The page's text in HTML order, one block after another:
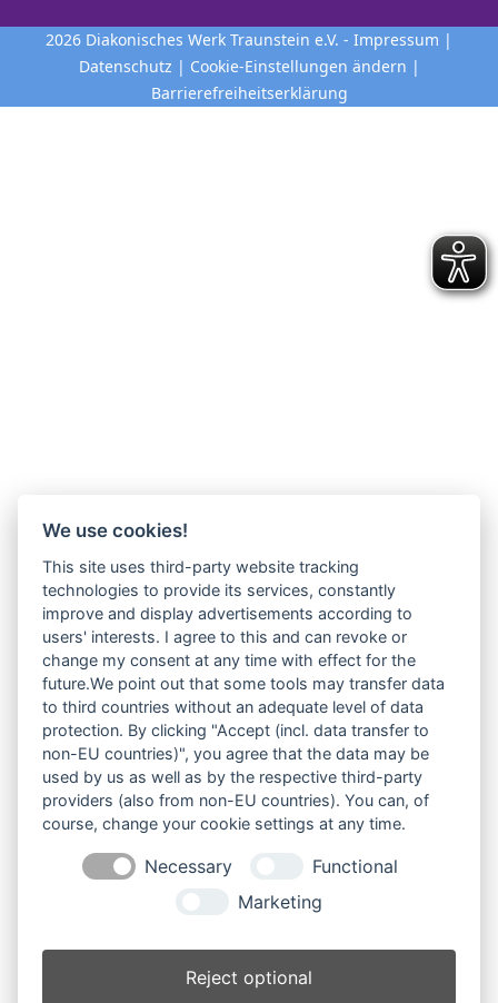
2026 Diakonisches Werk Traunstein e.V. - Impressum |
Datenschutz | Cookie-Einstellungen ändern |
Barrierefreiheitserklärung
We use cookies!
This site uses third-party website tracking
technologies to provide its services, constantly
improve and display advertisements according to
users' interests. I agree to this and can revoke or
change my consent at any time with effect for the
future.We point out that some tools may transfer data
to third countries without an adequate level of data
protection. By clicking "Accept (incl. data transfer to
non-EU countries)", you agree that the data may be
used by us as well as by the respective third-party
providers (also from non-EU countries). You can, of
course, change your cookie settings at any time.
Necessary
Functional
Marketing
Reject optional